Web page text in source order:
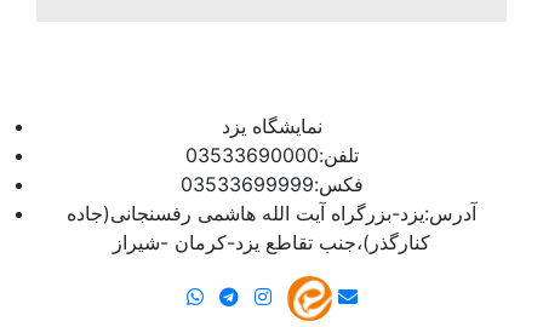
نمایشگاه یزد
تلفن:03533690000
فکس:03533699999
آدرس:یزد-بزرگراه آیت الله هاشمی رفسنجانی(جاده
کنارگذر)،جنب تقاطع یزد-کرمان -شیراز